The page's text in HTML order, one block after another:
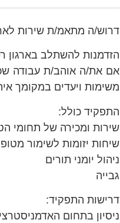
דרוש/ה מתאמ/ת שירות
הזדמנות להשתלב בארגון
אם את/ה אוהב/ת עבודה
משימות ויעדים במקומך
התפקיד כולל:
שירות ומכירה של תחומי
שיחות יזומות לשימור
ניהול יומני תורים
גבייה
דרישות התפקיד:
ניסיון בתחום